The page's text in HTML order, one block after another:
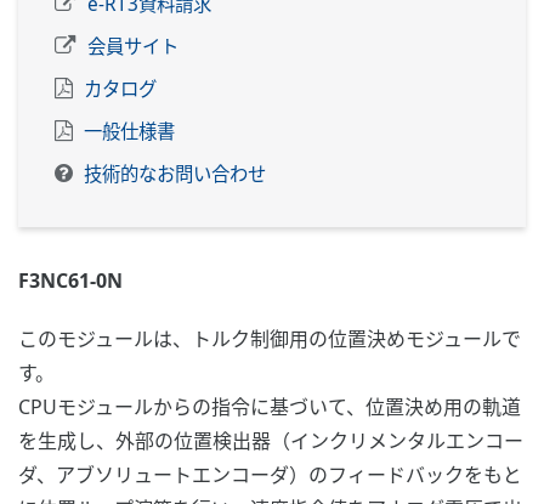
会員サイト
カタログ
一般仕様書
技術的なお問い合わせ
F3NC61-0N
このモジュールは、トルク制御用の位置決めモジュールで
す。
CPUモジュールからの指令に基づいて、位置決め用の軌道
を生成し、外部の位置検出器（インクリメンタルエンコー
ダ、アブソリュートエンコーダ）のフィードバックをもと